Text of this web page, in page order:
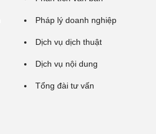
Pháp lý doanh nghiệp
Dịch vụ dịch thuật
Dịch vụ nội dung
Tổng đài tư vấn